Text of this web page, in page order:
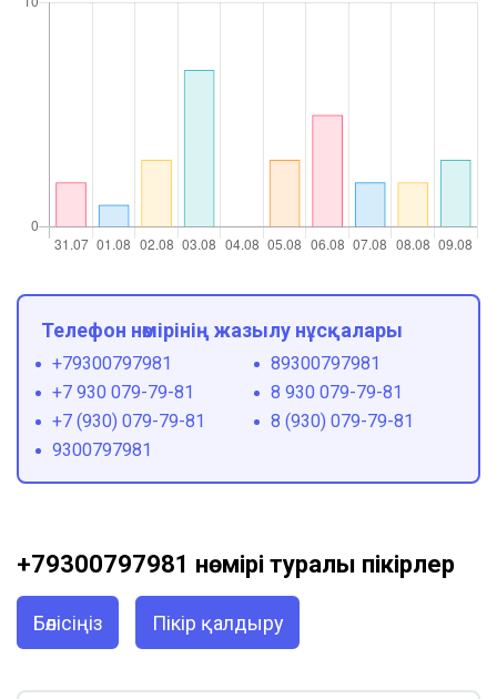
Телефон нөмірінің жазылу нұсқалары
+79300797981
89300797981
+7 930 079-79-81
8 930 079-79-81
+7 (930) 079-79-81
8 (930) 079-79-81
9300797981
+79300797981 нөмірі туралы пікірлер
Бөлісіңіз Пікір қалдыру